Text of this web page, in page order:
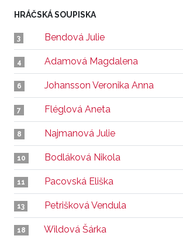
HRÁČSKÁ SOUPISKA
3 Bendová Julie
4 Adamová Magdalena
6 Johansson Veronika Anna
7 Fléglová Aneta
8 Najmanová Julie
10 Bodláková Nikola
11 Pacovská Eliška
13 Petrišková Vendula
18 Wildová Šárka